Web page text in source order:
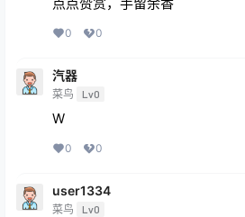
0 0
汽器
菜鸟 Lv0
W
0 0
user1334
菜鸟 Lv0